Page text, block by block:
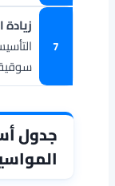
سوقية
جدول